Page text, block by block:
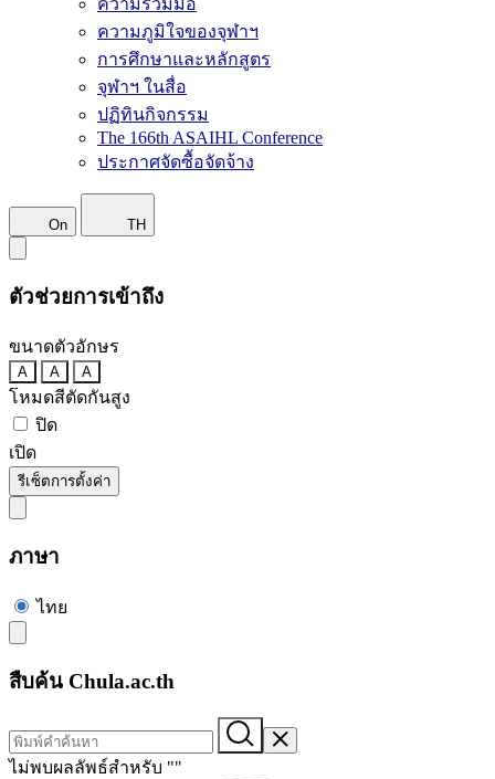
ความร่วมมือ
ความภูมิใจของจุฬาฯ
การศึกษาและหลักสูตร
จุฬาฯ ในสื่อ
ปฏิทินกิจกรรม
The 166th ASAIHL Conference
ประกาศจัดซื้อจัดจ้าง
On TH
ตัวช่วยการเข้าถึง
ขนาดตัวอักษร
A A A
โหมดสีตัดกันสูง
ปิด
เปิด
รีเซ็ตการตั้งค่า
ภาษา
ไทย
สืบค้น Chula.ac.th
ไม่พบผลลัพธ์สำหรับ ""